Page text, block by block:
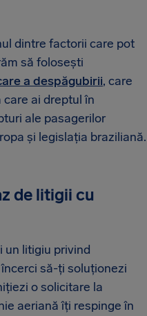
dintre factorii care pot
să folosești
a despăgubirii, care
ai dreptul în
ale pasagerilor
și legislația braziliană.
de litigii cu
un litigiu privind
să-ți soluționezi
o solicitare la
aeriană îți respinge în